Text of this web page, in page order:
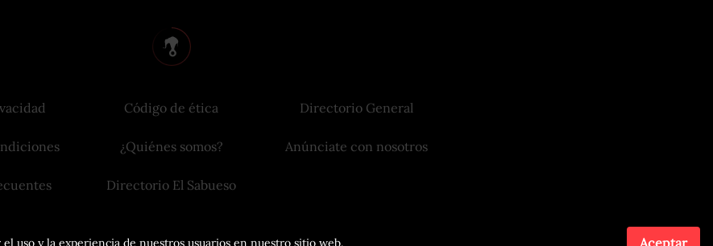
uso y la experiencia de nuestros usuarios en nuestro sitio web. Aceptar
Código de ética
¿Quiénes somos?
Directorio El Sabueso
Directorio General
Anúnciate con nosotros